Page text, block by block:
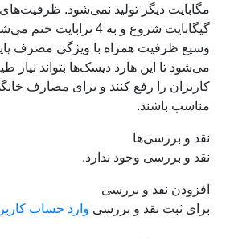
گیگابایت شروع و به 4
وسیع ظرفیت همراه با ویژگی مصرف
می‌شود تا این هارد دیسک‌ها بتواند نیاز
کاربران را رفع کنند و برای مصارف
مناسب باشند.
نقد و بررسی‌ها
نقد و بررسی وجود ندارد.
افزودن نقد و بررسی
برای ثبت نقد و بررسی وارد حساب